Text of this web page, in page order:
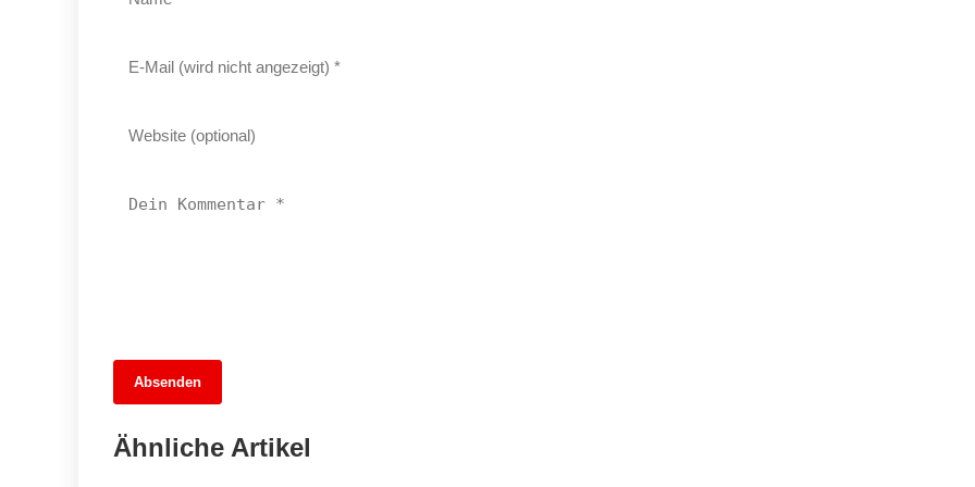
Absenden
Ähnliche Artikel
MuseumsMeileMitte: Berlins neues
kulturelles Herz schlägt am